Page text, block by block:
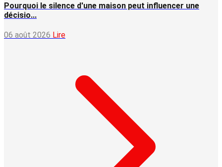
Pourquoi le silence d'une maison peut influencer une
décisio...
06 août 2026 Lire